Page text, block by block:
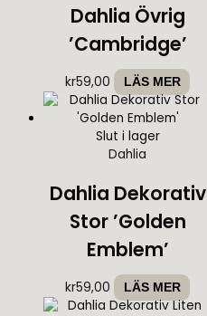
Dahlia Övrig
’Cambridge’
kr59,00 LÄS MER
Slut i lager
Dahlia
Dahlia Dekorativ
Stor ’Golden
Emblem’
kr59,00 LÄS MER